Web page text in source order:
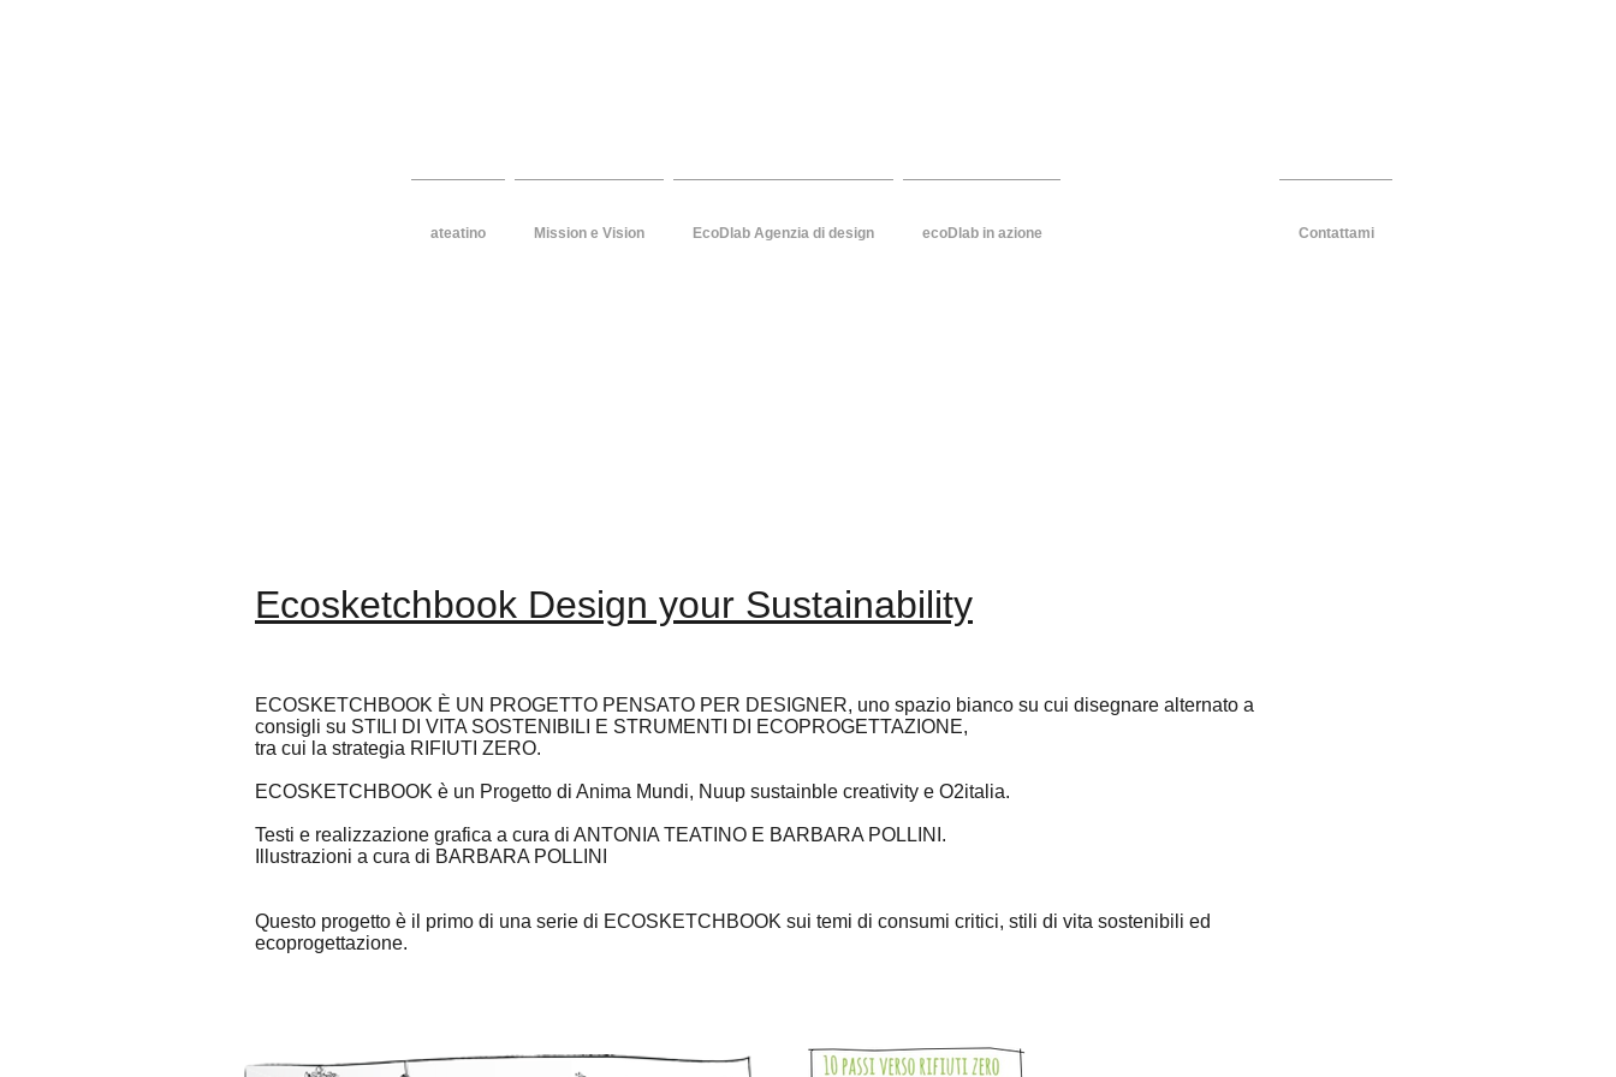
ateatino Mission e Vision EcoDlab Agenzia di design ecoDlab in azione Contattami
Ecosketchbook Design your Sustainability
ECOSKETCHBOOK È UN PROGETTO PENSATO PER DESIGNER, uno spazio bianco su cui disegnare alternato a
consigli su STILI DI VITA SOSTENIBILI E STRUMENTI DI ECOPROGETTAZIONE,
tra cui la strategia RIFIUTI ZERO.
ECOSKETCHBOOK è un Progetto di Anima Mundi, Nuup sustainble creativity e O2italia.
Testi e realizzazione grafica a cura di ANTONIA TEATINO E BARBARA POLLINI.
Illustrazioni a cura di BARBARA POLLINI
Questo progetto è il primo di una serie di ECOSKETCHBOOK sui temi di consumi critici, stili di vita sostenibili ed
ecoprogettazione.